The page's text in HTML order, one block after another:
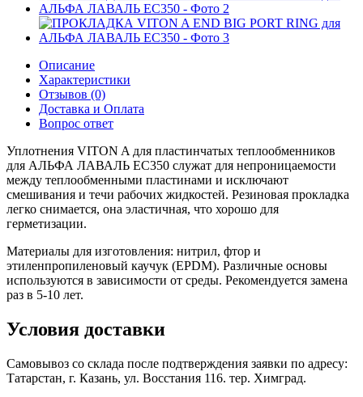
Описание
Характеристики
Отзывов (0)
Доставка и Оплата
Вопрос ответ
Уплотнения VITON A для пластинчатых теплообменников
для АЛЬФА ЛАВАЛЬ EC350 служат для непроницаемости
между теплообменными пластинами и исключают
смешивания и течи рабочих жидкостей. Резиновая прокладка
легко снимается, она эластичная, что хорошо для
герметизации.
Материалы для изготовления: нитрил, фтор и
этиленпропиленовый каучук (EPDM). Различные основы
используются в зависимости от среды. Рекомендуется замена
раз в 5-10 лет.
Условия доставки
Самовывоз со склада после подтверждения заявки по адресу:
Татарстан, г. Казань, ул. Восстания 116. тер. Химград.